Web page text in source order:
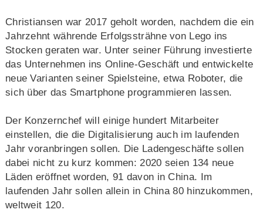
Christiansen war 2017 geholt worden, nachdem die ein
Jahrzehnt währende Erfolgssträhne von Lego ins
Stocken geraten war. Unter seiner Führung investierte
das Unternehmen ins Online-Geschäft und entwickelte
neue Varianten seiner Spielsteine, etwa Roboter, die
sich über das Smartphone programmieren lassen.
Der Konzernchef will einige hundert Mitarbeiter
einstellen, die die Digitalisierung auch im laufenden
Jahr voranbringen sollen. Die Ladengeschäfte sollen
dabei nicht zu kurz kommen: 2020 seien 134 neue
Läden eröffnet worden, 91 davon in China. Im
laufenden Jahr sollen allein in China 80 hinzukommen,
weltweit 120.